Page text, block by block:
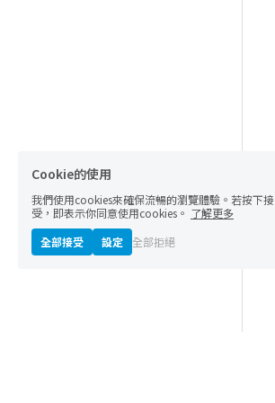
Cookie的使用
我們使用cookies來確保流暢的瀏覽體驗。若按下接
受，即表示你同意使用cookies。 了解更多
全部接受
設定 全部拒絕